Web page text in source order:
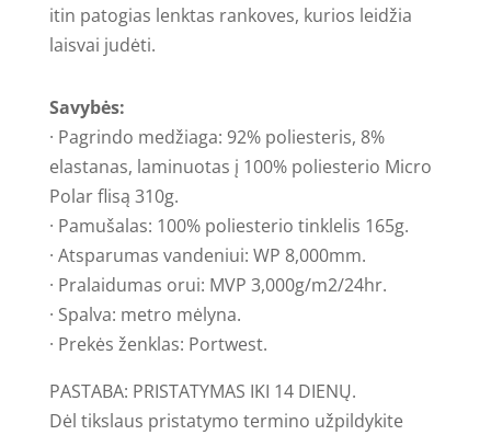
itin patogias lenktas rankoves, kurios leidžia
laisvai judėti.
Savybės:
· Pagrindo medžiaga: 92% poliesteris, 8%
elastanas, laminuotas į 100% poliesterio Micro
Polar flisą 310g.
· Pamušalas: 100% poliesterio tinklelis 165g.
· Atsparumas vandeniui: WP 8,000mm.
· Pralaidumas orui: MVP 3,000g/m2/24hr.
· Spalva: metro mėlyna.
· Prekės ženklas: Portwest.
PASTABA: PRISTATYMAS IKI 14 DIENŲ.
Dėl tikslaus pristatymo termino užpildykite